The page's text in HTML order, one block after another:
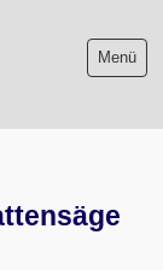
Menü